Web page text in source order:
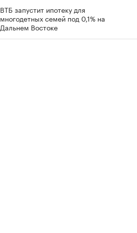
ВТБ запустит ипотеку для
многодетных семей под 0,1% на
Дальнем Востоке